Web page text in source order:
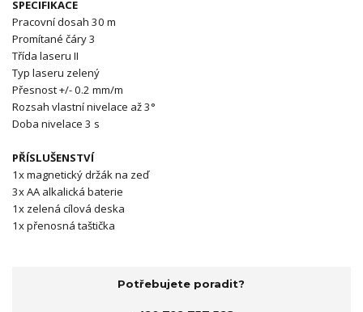
SPECIFIKACE
Pracovní dosah 30 m
Promítané čáry 3
Třída laseru II
Typ laseru zelený
Přesnost +/- 0.2 mm/m
Rozsah vlastní nivelace až 3°
Doba nivelace 3 s
PŘÍSLUŠENSTVÍ
1x magnetický držák na zeď
3x AA alkalická baterie
1x zelená cílová deska
1x přenosná taštička
Potřebujete poradit?